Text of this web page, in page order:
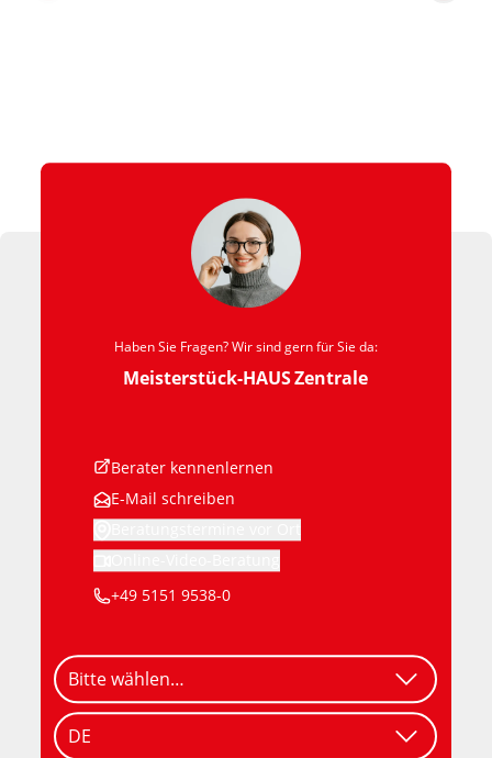
Haben Sie Fragen? Wir sind gern für Sie da:
Meisterstück-HAUSZentrale
Berater kennenlernen
+49 5151 9538-0
E-Mail schreiben